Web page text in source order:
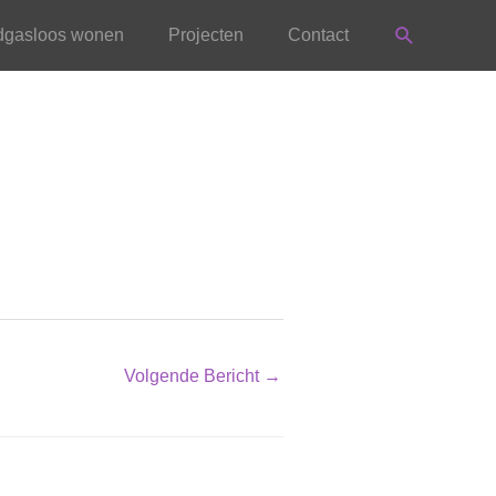
wonen Projecten Contact Zoeken
Volgende Bericht →